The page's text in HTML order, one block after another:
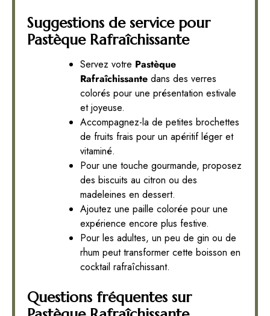
Suggestions de service pour
Pastèque Rafraîchissante
Servez votre Pastèque
Rafraîchissante dans des verres
colorés pour une présentation estivale
et joyeuse.
Accompagnez-la de petites brochettes
de fruits frais pour un apéritif léger et
vitaminé.
Pour une touche gourmande, proposez
des biscuits au citron ou des
madeleines en dessert.
Ajoutez une paille colorée pour une
expérience encore plus festive.
Pour les adultes, un peu de gin ou de
rhum peut transformer cette boisson en
cocktail rafraîchissant.
Questions fréquentes sur